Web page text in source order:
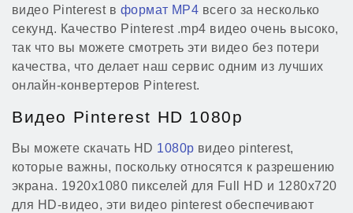
видео Pinterest в формат MP4 всего за несколько
секунд. Качество Pinterest .mp4 видео очень высоко,
так что вы можете смотреть эти видео без потери
качества, что делает наш сервис одним из лучших
онлайн-конвертеров Pinterest.
Видео Pinterest HD 1080p
Вы можете скачать HD 1080p видео pinterest,
которые важны, поскольку относятся к разрешению
экрана. 1920x1080 пикселей для Full HD и 1280x720
для HD-видео, эти видео pinterest обеспечивают